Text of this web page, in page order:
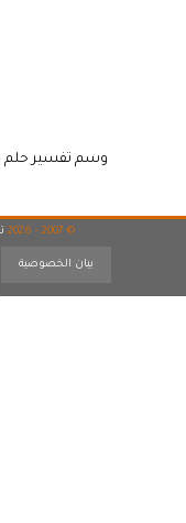
وسم تفسير حلم
© 2007 - 2026
بيان الخصوصية